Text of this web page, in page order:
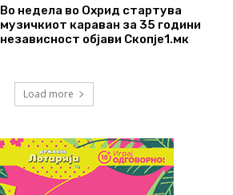
Во недела во Охрид стартува
музичкиот караван за 35 години
независност објави Скопје1.мк
Load more